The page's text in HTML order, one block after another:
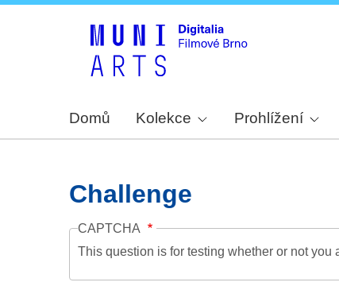
Domů Kolekce Prohlížení
Challenge
CAPTCHA
This question is for testing whether or not